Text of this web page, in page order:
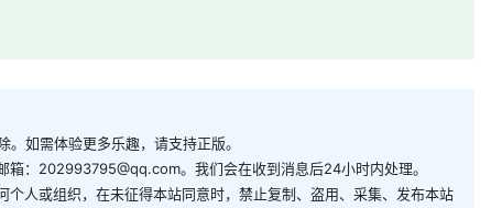
如需体验更多乐趣，请支持正版。
：202993795@qq.com。我们会在收到消息后24小时内处理。
人或组织，在未征得本站同意时，禁止复制、盗用、采集、发布本站